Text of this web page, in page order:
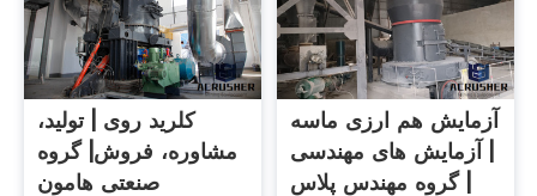
کلرید روی | تولید،
مشاوره، فروش| گروه
صنعتی هامون
آزمایش هم ارزی ماسه
| آزمایش های مهندسی
| گروه مهندس پلاس